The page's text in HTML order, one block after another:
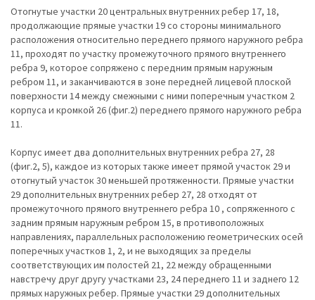
Отогнутые участки 20 центральных внутренних ребер 17, 18,
продолжающие прямые участки 19 со стороны минимального
расположения относительно переднего прямого наружного ребра
11, проходят по участку промежуточного прямого внутреннего
ребра 9, которое сопряжено с передним прямым наружным
ребром 11, и заканчиваются в зоне передней лицевой плоской
поверхности 14 между смежными с ними поперечным участком 2
корпуса и кромкой 26 (фиг.2) переднего прямого наружного ребра
11.
Корпус имеет два дополнительных внутренних ребра 27, 28
(фиг.2, 5), каждое из которых также имеет прямой участок 29 и
отогнутый участок 30 меньшей протяженности. Прямые участки
29 дополнительных внутренних ребер 27, 28 отходят от
промежуточного прямого внутреннего ребра 10 , сопряженного с
задним прямым наружным ребром 15, в противоположных
направлениях, параллельных расположению геометрических осей
поперечных участков 1, 2, и не выходящих за пределы
соответствующих им полостей 21, 22 между обращенными
навстречу друг другу участками 23, 24 переднего 11 и заднего 12
прямых наружных ребер. Прямые участки 29 дополнительных